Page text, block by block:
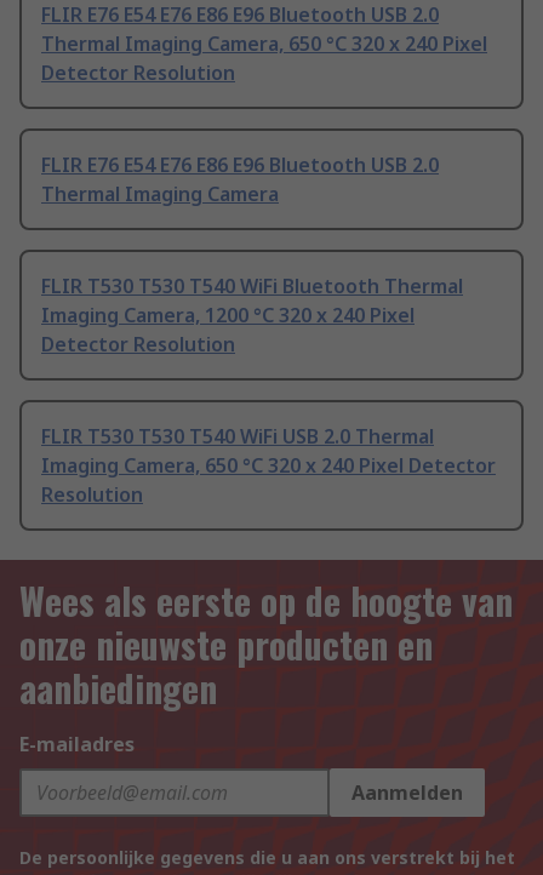
FLIR E76 E54 E76 E86 E96 Bluetooth USB 2.0
Thermal Imaging Camera, 650 °C 320 x 240 Pixel
Detector Resolution
FLIR E76 E54 E76 E86 E96 Bluetooth USB 2.0
Thermal Imaging Camera
FLIR T530 T530 T540 WiFi Bluetooth Thermal
Imaging Camera, 1200 °C 320 x 240 Pixel
Detector Resolution
FLIR T530 T530 T540 WiFi USB 2.0 Thermal
Imaging Camera, 650 °C 320 x 240 Pixel Detector
Resolution
Wees als eerste op de hoogte van
onze nieuwste producten en
aanbiedingen
E-mailadres
Aanmelden
De persoonlijke gegevens die u aan ons verstrekt bij het